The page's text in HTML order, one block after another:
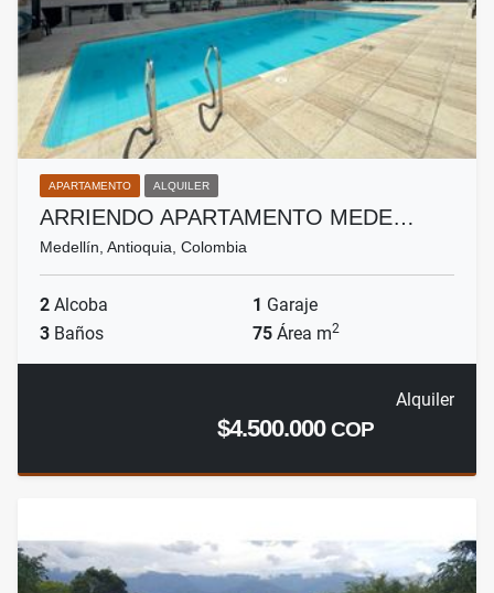
APARTAMENTO ALQUILER
ARRIENDO APARTAMENTO MEDE…
Medellín, Antioquia, Colombia
2 Alcoba 1 Garaje
3 Baños 75 Área m2
Alquiler
$4.500.000COP